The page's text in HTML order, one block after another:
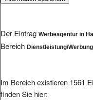
Der Eintrag Werbeagentur in
Bereich Dienstleistung/
Im Bereich existieren 1561
finden Sie hier: